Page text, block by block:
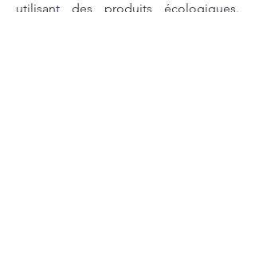
utilisant des produits écologiques.